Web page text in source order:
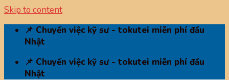
Skip to content
📌 Chuyển việc kỹ sư - tokutei miễn phí đầu
Nhật
📌 Chuyển việc kỹ sư - tokutei miễn phí đầu
Nhật